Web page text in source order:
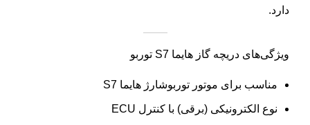
دارد.
ویژگی‌های دریچه گاز هایما S7 توربو
مناسب برای موتور توربوشارژ هایما S7
نوع الکترونیکی (برقی) با کنترل ECU